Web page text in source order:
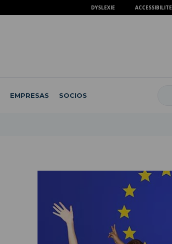
DYSLEXIE ACCESSIBILITE
EMPRESAS SOCIOS